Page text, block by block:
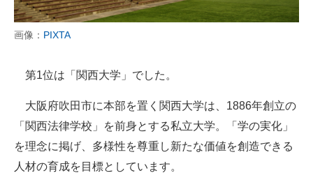
画像： PIXTA
第1位は「関西大学」でした。
大阪府吹田市に本部を置く関西大学は、1886年創立の
「関西法律学校」を前身とする私立大学。「学の実化」
を理念に掲げ、多様性を尊重し新たな価値を創造できる
人材の育成を目標としています。